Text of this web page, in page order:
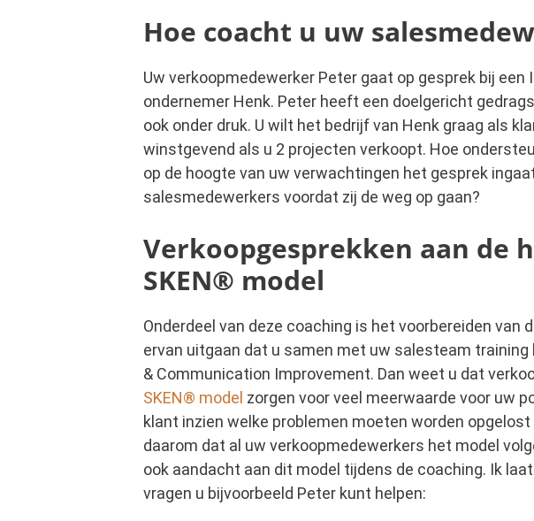
Hoe coacht u uw
Uw verkoopmedewerker Peter gaat op gesprek bij
ondernemer Henk. Peter heeft een doelgericht
ook onder druk. U wilt het bedrijf van Henk graag als
winstgevend als u 2 projecten verkoopt. Hoe
op de hoogte van uw verwachtingen het gesprek
salesmedewerkers voordat zij de weg op gaan?
Verkoopgesprekken aan de
SKEN® model
Onderdeel van deze coaching is het voorbereiden van
ervan uitgaan dat u samen met uw salesteam
& Communication Improvement. Dan weet u dat
SKEN® model zorgen voor veel meerwaarde voor uw
klant inzien welke problemen moeten worden
daarom dat al uw verkoopmedewerkers het model
ook aandacht aan dit model tijdens de coaching. Ik
vragen u bijvoorbeeld Peter kunt helpen: